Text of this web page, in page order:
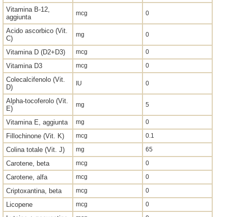
Vitamina B-12,
aggiunta
mcg 0
Acido ascorbico (Vit.
C)
mg 0
Vitamina D (D2+D3) mcg 0
Vitamina D3 mcg 0
Colecalcifenolo (Vit.
D)
IU 0
Alpha-tocoferolo (Vit.
E)
mg 5
Vitamina E, aggiunta mg 0
Fillochinone (Vit. K) mcg 0.1
Colina totale (Vit. J) mg 65
Carotene, beta mcg 0
Carotene, alfa mcg 0
Criptoxantina, beta mcg 0
Licopene mcg 0